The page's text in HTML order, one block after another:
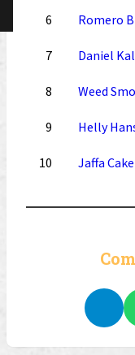
6 Romero
7 Daniel
8 Weed
9 Helly
10 Jaffa Cake